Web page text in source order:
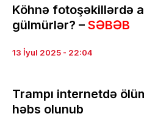
Köhnə fotoşəkillərdə
gülmürlər? – SƏBƏB
13 İyul 2025 - 22:04
Trampı internetdə
həbs olunub